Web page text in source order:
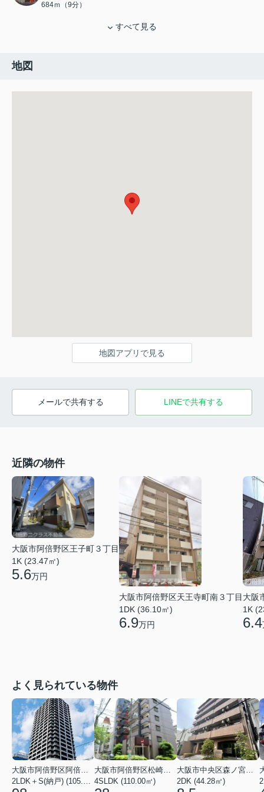
684ｍ（9分）
すべて見る
地図
地図アプリで見る
メールで共有する LINEで共有する
近隣の物件
大阪市阿倍野区王子町３丁目
1K (23.47㎡)
5.6万円
大阪市阿倍野区天王寺町南３丁目
1DK (36.10㎡)
6.9万円
大阪
1K
6.4
よく見られている物件
4SLDK (110.00㎡)
2DK (44.28㎡)